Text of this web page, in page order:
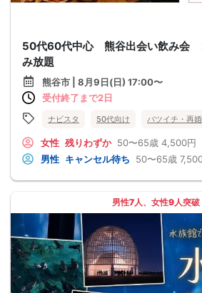
50代60代中心 熊谷出会い飲み会
み放題
熊谷市 | 8月9日(日) 17:00〜
受付終了まで2日
ナビスタ 50代向け バツイチ・再婚
女性 残りわずか 50〜65歳 4,500円
男性 キャンセル待ち 50〜65歳
男性7人、女性9人突破